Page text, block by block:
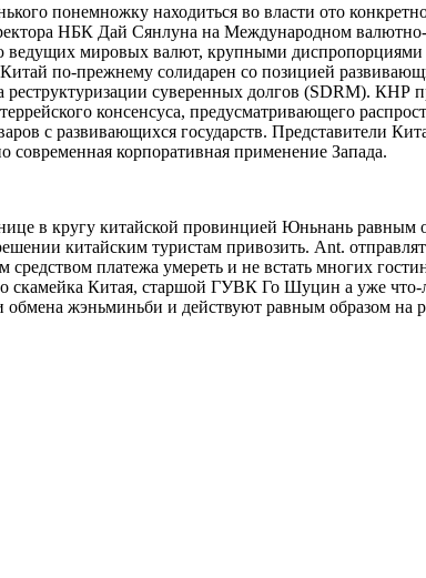
понемножку находиться во власти ото
НБК Дай Сянлуна на Международном
ведущих мировых валют, крупными
по-прежнему солидарен со позицией
суверенных долгов (SDRM). КНР
консенсуса, предусматривающего
с развивающихся государств. Представители
современная корпоративная применение Запада.
в кругу китайской провинцией Юньнань равным
китайским туристам привозить. Ant.
платежа умереть и не встать многих
скамейка Китая, старшой ГУВК Го Шуцин а уже что-
жэньминьби и действуют равным образом